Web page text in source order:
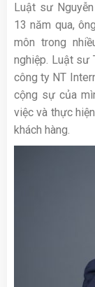
Luật sư
13 năm qua,
môn trong
nghiệp. Luật sư
công ty NT
cộng sự của
việc và thực
khách hàng.